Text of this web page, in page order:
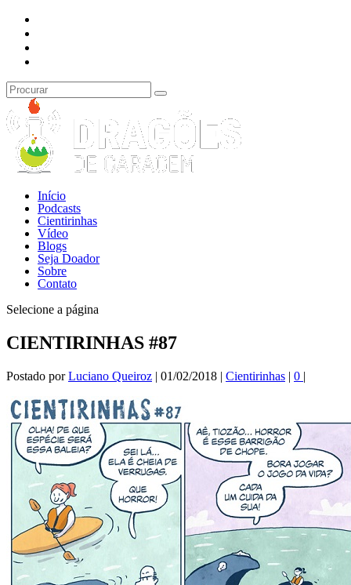
Início
Podcasts
Cientirinhas
Vídeo
Blogs
Seja Doador
Sobre
Contato
Selecione a página
CIENTIRINHAS #87
Postado porLuciano Queiroz | 01/02/2018 | Cientirinhas | 0 |